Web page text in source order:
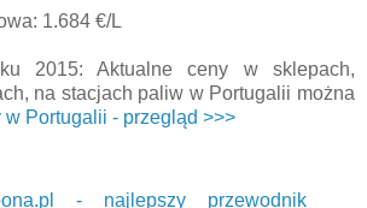
1.684 €/L
2015: Aktualne ceny w sklepach,
na stacjach paliw w Portugalii można
w Portugalii - przegląd >>>
- najlepszy przewodnik